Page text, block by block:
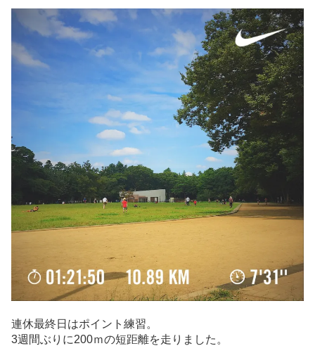
連休最終日はポイント練習。
3週間ぶりに200ｍの短距離を走りました。